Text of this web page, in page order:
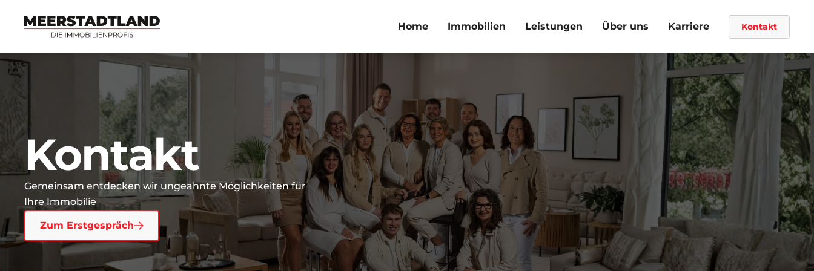
Home Immobilien Leistungen Über uns Karriere Kontakt
Kontakt
Gemeinsam entdecken wir ungeahnte Möglichkeiten für
Ihre Immobilie
Zum Erstgespräch